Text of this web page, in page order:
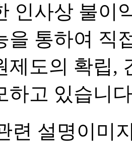
인사상 불이
을 통하여 직
제도의 확립,
하고 있습니